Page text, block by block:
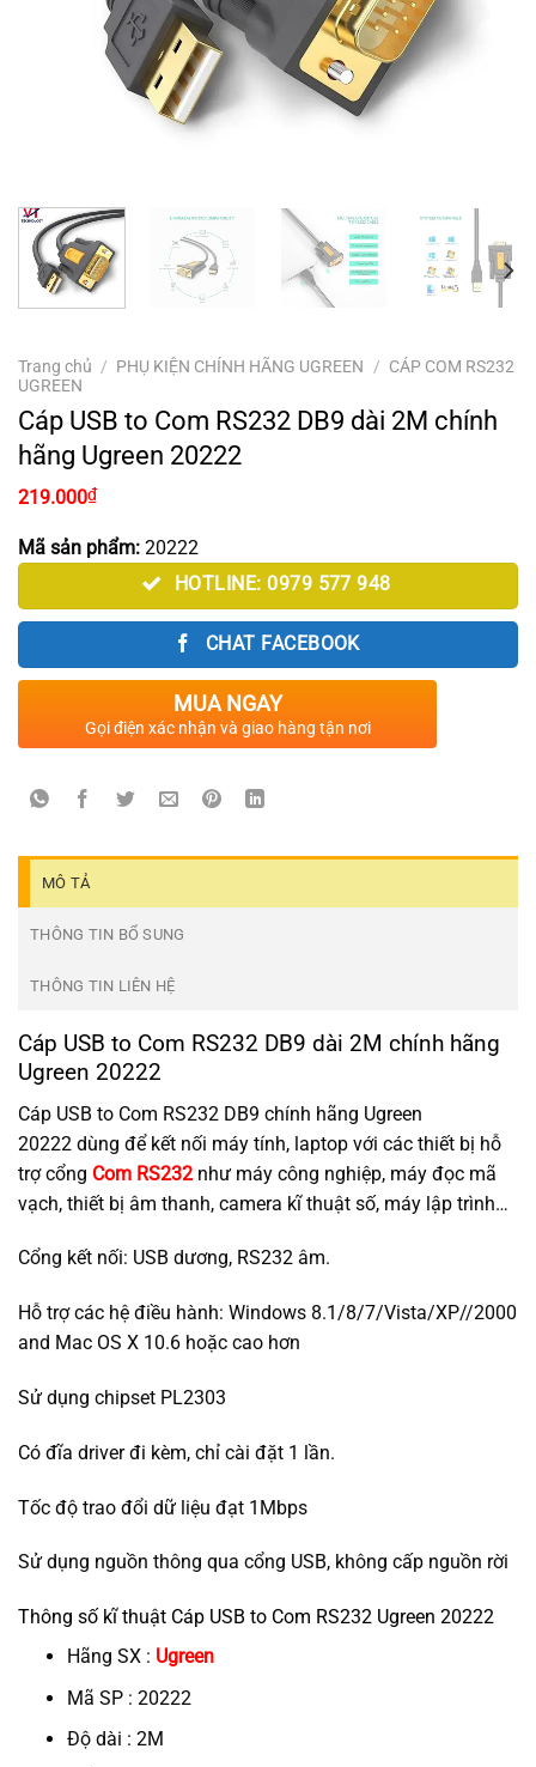
Trang chủ / PHỤ KIỆN CHÍNH HÃNG UGREEN / CÁP COM RS232
UGREEN
Cáp USB to Com RS232 DB9 dài 2M chính
hãng Ugreen 20222
219.000₫
Mã sản phẩm: 20222
HOTLINE: 0979 577 948
CHAT FACEBOOK
MUA NGAY
Gọi điện xác nhận và giao hàng tận nơi
MÔ TẢ
THÔNG TIN BỔ SUNG
THÔNG TIN LIÊN HỆ
Cáp USB to Com RS232 DB9 dài 2M chính hãng
Ugreen 20222
Cáp USB to Com RS232 DB9 chính hãng Ugreen
20222 dùng để kết nối máy tính, laptop với các thiết bị hỗ
trợ cổng Com RS232 như máy công nghiệp, máy đọc mã
vạch, thiết bị âm thanh, camera kĩ thuật số, máy lập trình…
Cổng kết nối: USB dương, RS232 âm.
Hỗ trợ các hệ điều hành: Windows 8.1/8/7/Vista/XP//2000
and Mac OS X 10.6 hoặc cao hơn
Sử dụng chipset PL2303
Có đĩa driver đi kèm, chỉ cài đặt 1 lần.
Tốc độ trao đổi dữ liệu đạt 1Mbps
Sử dụng nguồn thông qua cổng USB, không cấp nguồn rời
Thông số kĩ thuật Cáp USB to Com RS232 Ugreen 20222
Hãng SX : Ugreen
Mã SP : 20222
Độ dài : 2M